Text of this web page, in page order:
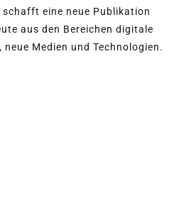
eine neue Publikation
aus den Bereichen digitale
Medien und Technologien.